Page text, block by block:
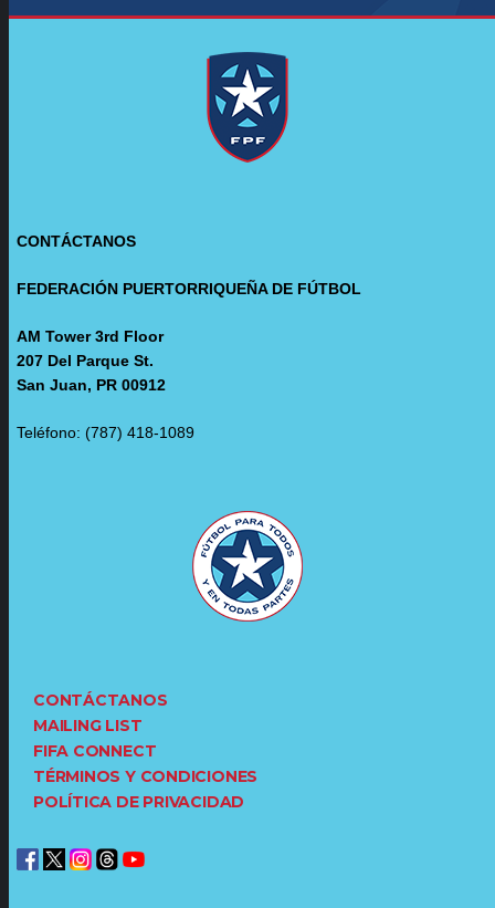
CONTÁCTANOS
FEDERACIÓN PUERTORRIQUEÑA DE FÚTBOL
AM Tower 3rd Floor
207 Del Parque St.
San Juan, PR 00912
Teléfono: (787) 418-1089
CONTÁCTANOS
MAILING LIST
FIFA CONNECT
TÉRMINOS Y CONDICIONES
POLÍTICA DE PRIVACIDAD